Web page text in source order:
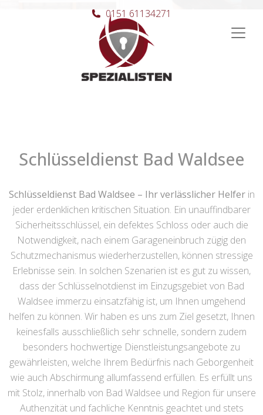
Hauptnavigation
0151 61134271
Schlüsseldienst Bad Waldsee
Schlüsseldienst Bad Waldsee – Ihr verlässlicher Helferin
jeder erdenklichen kritischen Situation. Ein unauffindbarer
Sicherheitsschlüssel, ein defektes Schloss oder auch die
Notwendigkeit, nach einem Garageneinbruch zügig den
Schutzmechanismus wiederherzustellen, können stressige
Erlebnisse sein. In solchen Szenarien ist es gut zu wissen,
dass der Schlüsselnotdienst im Einzugsgebiet von Bad
Waldsee immerzu einsatzfähig ist, um Ihnen umgehend
helfen zu können. Wir haben es uns zum Ziel gesetzt, Ihnen
keinesfalls ausschließlich sehr schnelle, sondern zudem
besonders hochwertige Dienstleistungsangebote zu
gewährleisten, welche Ihrem Bedürfnis nach Geborgenheit
wie auch Abschirmung allumfassend erfüllen. Es erfüllt uns
mit Stolz, innerhalb von Bad Waldsee und Region für unsere
Authenzität und fachliche Kenntnis geachtet und stets